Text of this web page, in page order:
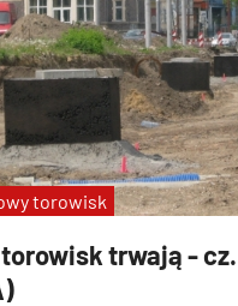
trwają -
torowisk